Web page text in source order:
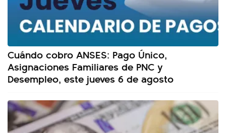
Cuándo cobro ANSES: Pago Único,
Asignaciones Familiares de PNC y
Desempleo, este jueves 6 de agosto